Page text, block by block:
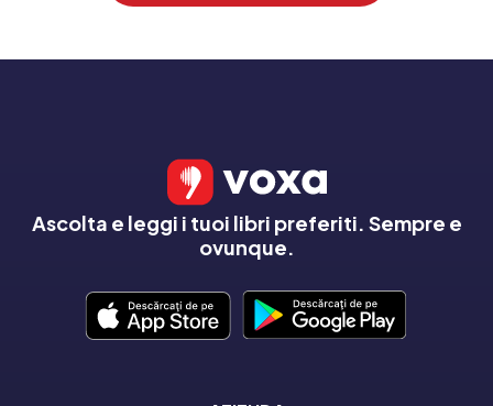
Ascolta e leggi i tuoi libri preferiti. Sempre e
ovunque.